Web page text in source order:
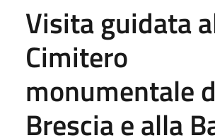
Visita guidata
Cimitero
monumentale
Brescia e alla